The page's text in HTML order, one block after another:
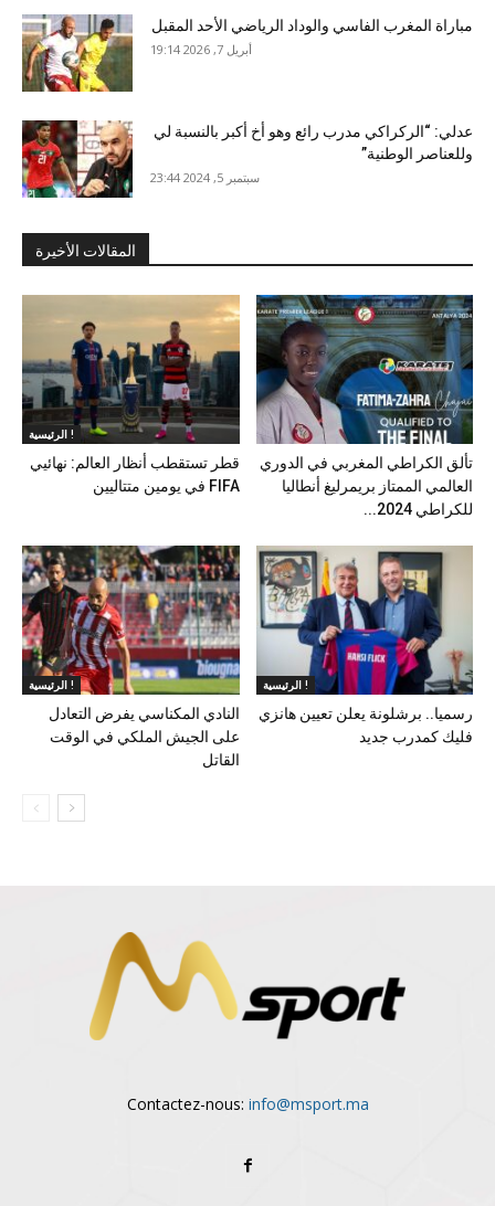
مباراة المغرب الفاسي والوداد الرياضي الأحد المقبل
أبريل 7, 2026 19:14
عدلي: “الركراكي مدرب رائع وهو أخ أكبر بالنسبة لي
وللعناصر الوطنية”
سبتمبر 5, 2024 23:44
المقالات الأخيرة
الرئيسية !
قطر تستقطب أنظار العالم: نهائيي
FIFA في يومين متتاليين
تألق الكراطي المغربي في الدوري
العالمي الممتاز بريمرليغ أنطاليا
للكراطي 2024...
الرئيسية !
النادي المكناسي يفرض التعادل
على الجيش الملكي في الوقت
القاتل
الرئيسية !
رسميا.. برشلونة يعلن تعيين هانزي
فليك كمدرب جديد
Contactez-nous: info@msport.ma